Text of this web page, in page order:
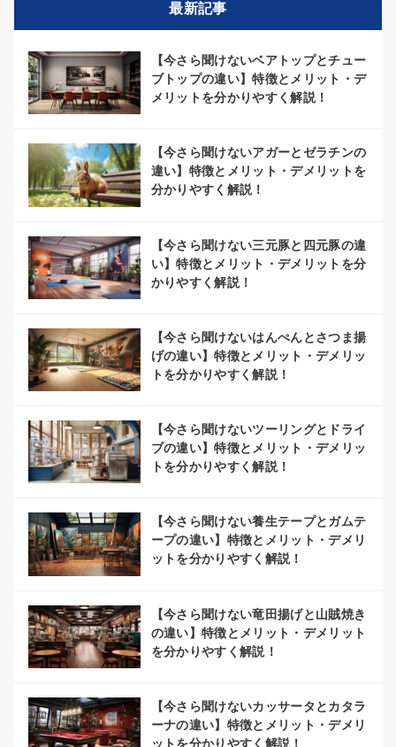
最新記事
【今さら聞けないベアトップとチュー
ブトップの違い】特徴とメリット・デ
メリットを分かりやすく解説！
【今さら聞けないアガーとゼラチンの
違い】特徴とメリット・デメリットを
分かりやすく解説！
【今さら聞けない三元豚と四元豚の違
い】特徴とメリット・デメリットを分
かりやすく解説！
【今さら聞けないはんぺんとさつま揚
げの違い】特徴とメリット・デメリッ
トを分かりやすく解説！
【今さら聞けないツーリングとドライ
ブの違い】特徴とメリット・デメリッ
トを分かりやすく解説！
【今さら聞けない養生テープとガムテ
ープの違い】特徴とメリット・デメリ
ットを分かりやすく解説！
【今さら聞けない竜田揚げと山賊焼き
の違い】特徴とメリット・デメリット
を分かりやすく解説！
【今さら聞けないカッサータとカタラ
ーナの違い】特徴とメリット・デメリ
ットを分かりやすく解説！